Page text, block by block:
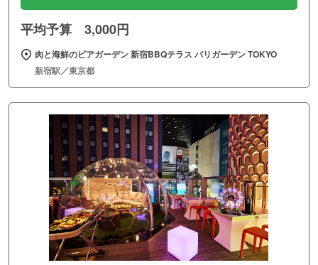
平均予算 3,000円
肉と海鮮のビアガーデン 新宿BBQテラス バリガーデン TOKYO
新宿駅／東京都